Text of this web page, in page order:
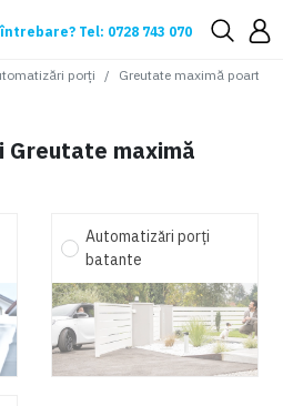
Tel: 0728 743 070
porți Greutate maximă poartă
maximă
Automatizări porți
batante